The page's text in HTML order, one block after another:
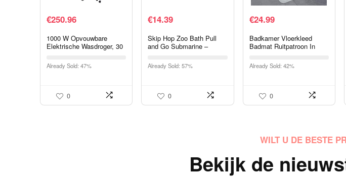
€250.96
1000 W Opvouwbare
Elektrische Wasdroger, 30
Dubbellaags
Roestvrijstalen Energie-
Already Sold: 47%
0
€14.39
Skip Hop Zoo Bath Pull
and Go Submarine –
onderzeeër
Already Sold: 57%
0
€24.99
Badkamer Vloerkleed
Badmat Ruitpatroon In
Kleuren, Maat:80×150 cm,
Farbe:Wit
Already Sold: 42%
0
WILT U DE BESTE
Bekijk de